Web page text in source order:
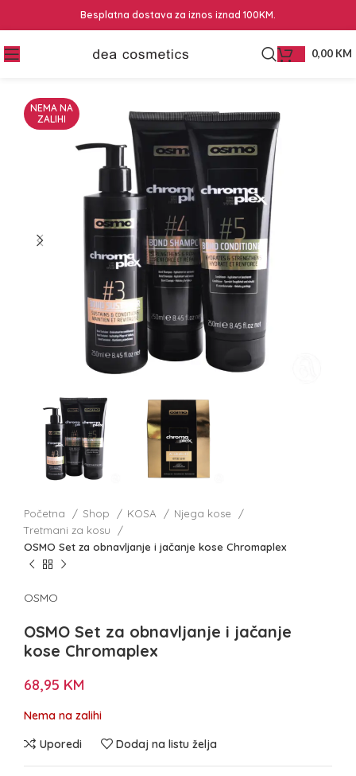
Besplatna dostava za iznos iznad 100KM.
0,00 KM
NEMA NA
ZALIHI
Početna Shop KOSA
Njega kose
Tretmani za kosu
OSMO Set za obnavljanje i jačanje kose Chromaplex
OSMO
OSMO Set za obnavljanje i jačanje
kose Chromaplex
68,95 KM
Nema na zalihi
Uporedi
Dodaj na listu želja